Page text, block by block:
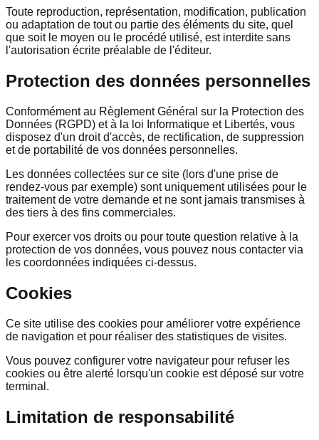
Toute reproduction, représentation, modification, publication
ou adaptation de tout ou partie des éléments du site, quel
que soit le moyen ou le procédé utilisé, est interdite sans
l'autorisation écrite préalable de l'éditeur.
Protection des données personnelles
Conformément au Règlement Général sur la Protection des
Données (RGPD) et à la loi Informatique et Libertés, vous
disposez d'un droit d'accès, de rectification, de suppression
et de portabilité de vos données personnelles.
Les données collectées sur ce site (lors d'une prise de
rendez-vous par exemple) sont uniquement utilisées pour le
traitement de votre demande et ne sont jamais transmises à
des tiers à des fins commerciales.
Pour exercer vos droits ou pour toute question relative à la
protection de vos données, vous pouvez nous contacter via
les coordonnées indiquées ci-dessus.
Cookies
Ce site utilise des cookies pour améliorer votre expérience
de navigation et pour réaliser des statistiques de visites.
Vous pouvez configurer votre navigateur pour refuser les
cookies ou être alerté lorsqu'un cookie est déposé sur votre
terminal.
Limitation de responsabilité